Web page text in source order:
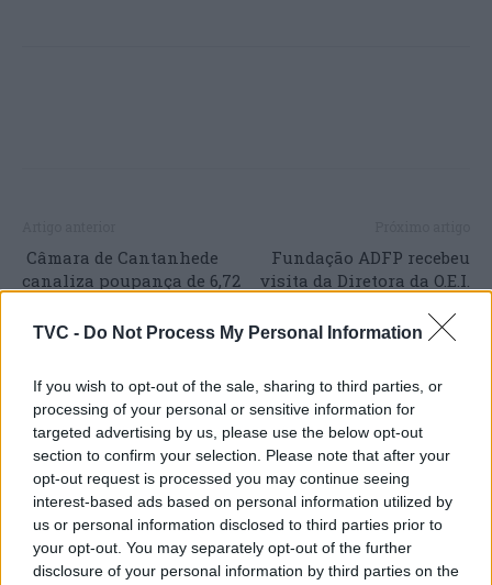
TVC - Do Not Process My Personal Information
If you wish to opt-out of the sale, sharing to third parties, or
processing of your personal or sensitive information for
targeted advertising by us, please use the below opt-out
section to confirm your selection. Please note that after your
opt-out request is processed you may continue seeing
interest-based ads based on personal information utilized by
us or personal information disclosed to third parties prior to
your opt-out. You may separately opt-out of the further
disclosure of your personal information by third parties on the
Câmara de Cantanhede
canaliza poupança de 6,72
investimento
Fundação ADFP recebeu
visita da Diretora da O.E.I.
projeto visionário e
ARTIGOS RELACIONADOSMAIS DO AUTOR